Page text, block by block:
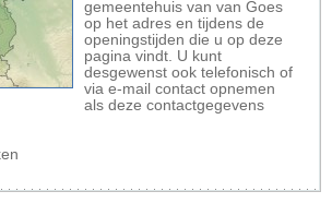
gemeentehuis van van Goes
op het adres en tijdens de
openingstijden die u op deze
pagina vindt. U kunt
desgewenst ook telefonisch of
via e-mail contact opnemen
als deze contactgegevens